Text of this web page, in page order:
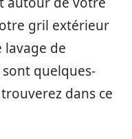
gril extérieur
lavage de
quelques-
dans ce